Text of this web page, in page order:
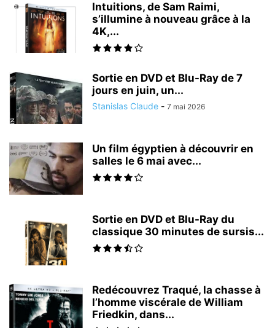
Intuitions, de Sam Raimi,
s’illumine à nouveau grâce à la
4K,...
Sortie en DVD et Blu-Ray de 7
jours en juin, un...
Stanislas Claude - 7 mai 2026
Un film égyptien à découvrir en
salles le 6 mai avec...
Sortie en DVD et Blu-Ray du
classique 30 minutes de sursis...
Redécouvrez Traqué, la chasse à
l’homme viscérale de William
Friedkin, dans...